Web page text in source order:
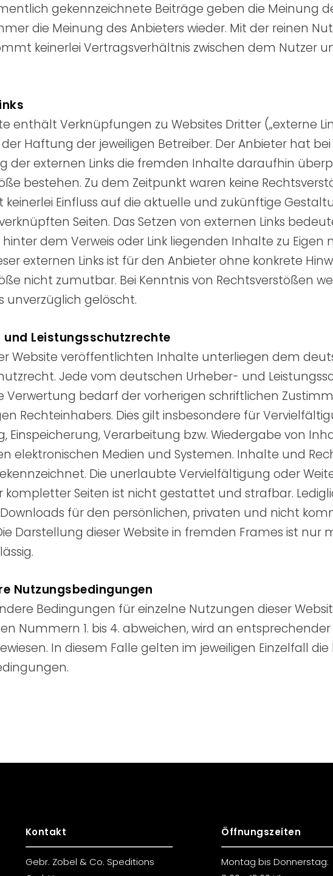
gekennzeichnete Beiträge geben die Meinung
die Meinung des Anbieters wieder. Mit der reinen
keinerlei Vertragsverhältnis zwischen dem Nutzer
enthält Verknüpfungen zu Websites Dritter („externe
Haftung der jeweiligen Betreiber. Der Anbieter hat
der externen Links die fremden Inhalte daraufhin
bestehen. Zu dem Zeitpunkt waren keine
keinerlei Einfluss auf die aktuelle und zukünftige
Seiten. Das Setzen von externen Links
dem Verweis oder Link liegenden Inhalte zu Eigen
externen Links ist für den Anbieter ohne konkrete
nicht zumutbar. Bei Kenntnis von Rechtsverstößen
unverzüglich gelöscht.
und Leistungsschutzrechte
Website veröffentlichten Inhalte unterliegen dem
Jede vom deutschen Urheber- und
Verwertung bedarf der vorherigen schriftlichen
Rechteinhabers. Dies gilt insbesondere für
Einspeicherung, Verarbeitung bzw. Wiedergabe von
elektronischen Medien und Systemen. Inhalte und
Die unerlaubte Vervielfältigung oder
kompletter Seiten ist nicht gestattet und strafbar.
für den persönlichen, privaten und nicht
Darstellung dieser Website in fremden Frames ist nur
Nutzungsbedingungen
Bedingungen für einzelne Nutzungen dieser
Nummern 1. bis 4. abweichen, wird an
In diesem Falle gelten im jeweiligen Einzelfall
Kontakt
Gebr. Zobel & Co. Speditions
Öffnungszeiten
Montag bis Donnerstag: